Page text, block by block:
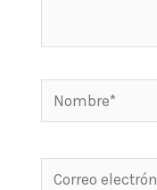
Nombre*
Correo